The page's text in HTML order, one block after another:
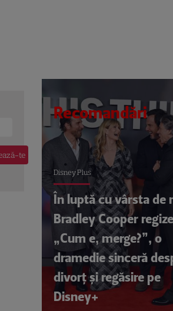
Recomandări
Disney Plus
În luptă cu vârsta de
Bradley Cooper
„Cum e, merge?”, o
dramedie sinceră
divorț și regăsire pe
Disney+